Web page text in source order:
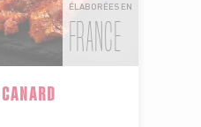
ÉLABORÉES EN
FRANCE